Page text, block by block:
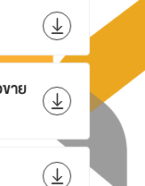
าย